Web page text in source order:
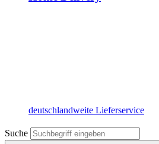
deutschlandweite Lieferservice
Suche